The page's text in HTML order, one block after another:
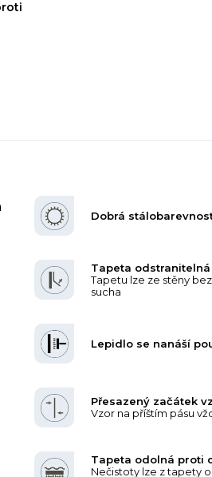
Dobrá
Tapeta odstranitelná
Tapetu lze ze stěny
sucha
Lepidlo se nanáší
Přesazený začátek
Vzor na příštím pásu
Tapeta odolná proti
Nečistoty lze z tapety